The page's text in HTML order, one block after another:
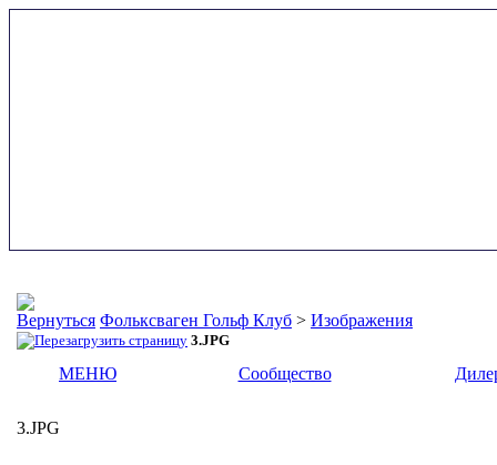
Фольксваген Гольф Клуб > Изображения
3.JPG
МЕНЮ Сообщество
3.JPG